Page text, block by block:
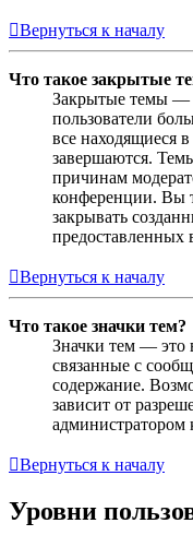
Вернуться к началу
Что такое закрытые
Закрытые темы —
пользователи
все находящиеся
завершаются.
причинам
конференции. Вы
закрывать
предоставленных
Вернуться к началу
Что такое значки тем?
Значки тем — это
связанные с
содержание.
зависит от
администратором
Вернуться к началу
Уровни